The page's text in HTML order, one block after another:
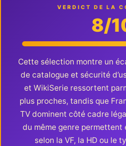
VERDICT DE LA
8/
Cette sélection montre un
de catalogue et sécurité
et WikiSerie ressortent
plus proches, tandis que
TV dominent côté cadre
du même genre permettent
selon la VF, la HD ou le